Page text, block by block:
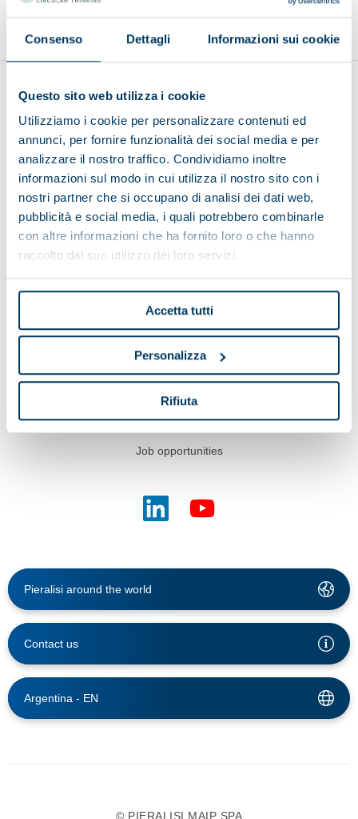
Consenso Dettagli Informazioni sui cookie
Questo sito web utilizza i cookie
Utilizziamo i cookie per personalizzare contenuti ed
annunci, per fornire funzionalità dei social media e per
analizzare il nostro traffico. Condividiamo inoltre
informazioni sul modo in cui utilizza il nostro sito con i
nostri partner che si occupano di analisi dei dati web,
pubblicità e social media, i quali potrebbero combinarle
con altre informazioni che ha fornito loro o che hanno
raccolto dal suo utilizzo dei loro servizi.
Accetta tutti
Personalizza
Rifiuta
Show on map
Service
Case histories
News & Events
Videos
Job opportunities
Pieralisi around the world
Contact us
Argentina - EN
© PIERALISI MAIP SPA